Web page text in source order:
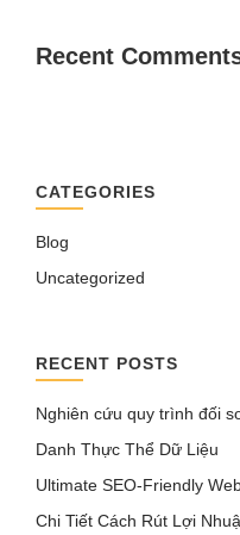
Recent
CATEGORIES
Blog
Uncategorized
RECENT POSTS
Nghiên cứu quy trình đối
Danh Thực Thể Dữ Liệu
Ultimate SEO-Friendly
Chi Tiết Cách Rút Lợi